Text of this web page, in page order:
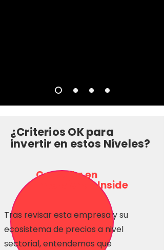
¿Criterios OK para
invertir en estos Niveles?
Consulta en
Inversionas Inside
Tras revisar esta empresa y su
ecosistema de precios a nivel
sectorial, entendemos que